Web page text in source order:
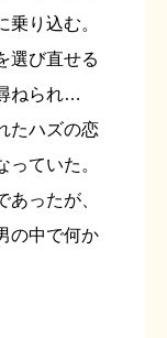
り込む。
選び直せる
ねられ…
たハズの恋
ていた。
ったが、
の中で何か